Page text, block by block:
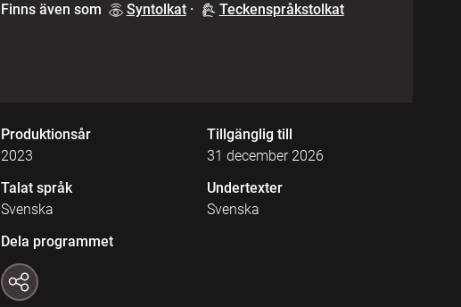
Finns även som Syntolkat · Teckenspråkstolkat
Produktionsår
2023
Tillgänglig till
31 december 2026
Talat språk
Svenska
Undertexter
Svenska
Dela programmet